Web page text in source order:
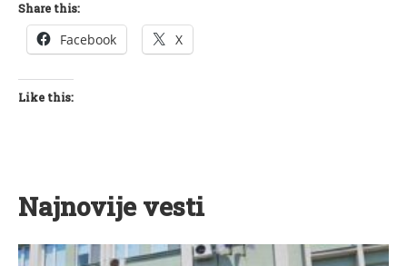
Share this:
Facebook X
Like this:
Najnovije vesti